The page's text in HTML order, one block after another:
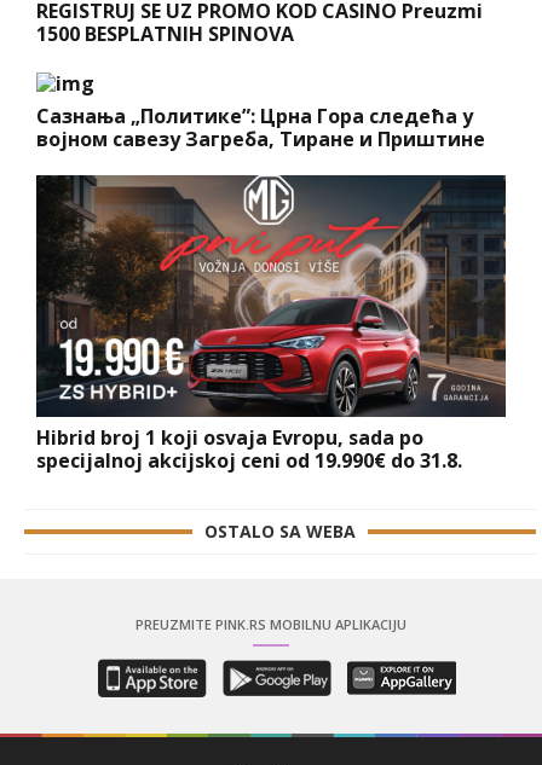
REGISTRUJ SE UZ PROMO KOD CASINO Preuzmi
1500 BESPLATNIH SPINOVA
Сазнања „Политике”: Црна Гора следећа у
војном савезу Загреба, Тиране и Приштине
Hibrid broj 1 koji osvaja Evropu, sada po
specijalnoj akcijskoj ceni od 19.990€ do 31.8.
OSTALO SA WEBA
PREUZMITE PINK.RS MOBILNU APLIKACIJU